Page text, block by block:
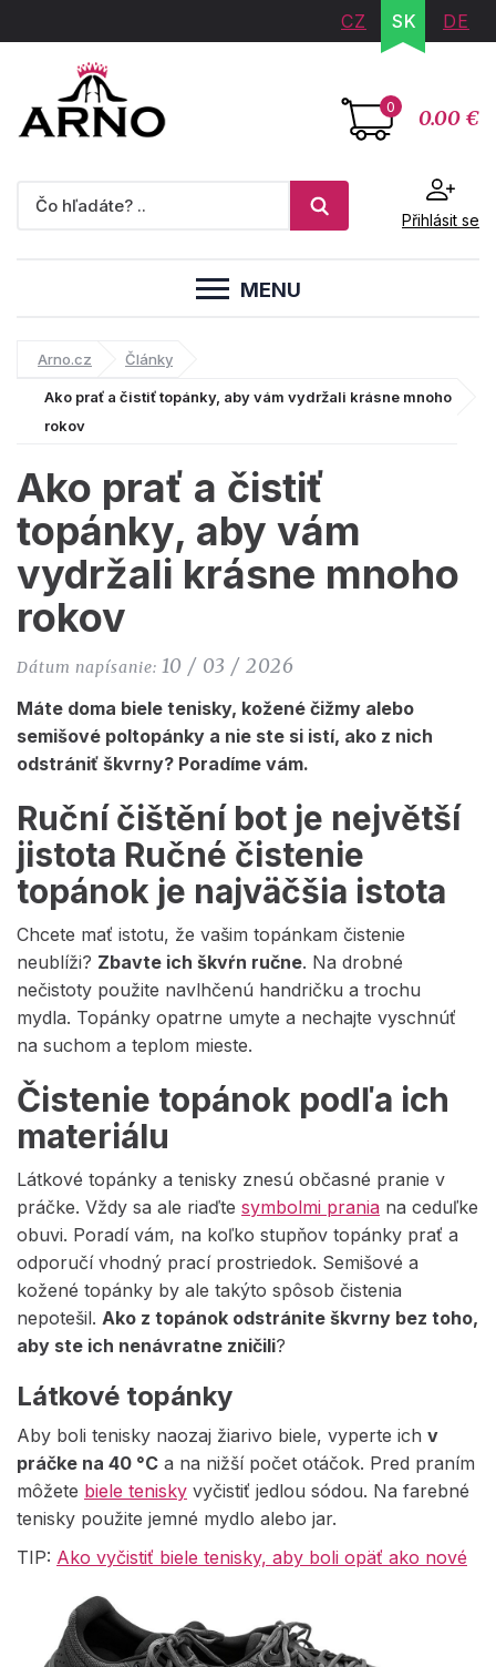
CZ SK DE
0 0.00 €
Přihlásit se
MENU
Arno.cz Články
Ako prať a čistiť topánky, aby vám vydržali krásne mnoho
rokov
Ako prať a čistiť
topánky, aby vám
vydržali krásne mnoho
rokov
Dátum napísanie: 10 / 03 / 2026
Máte doma biele tenisky, kožené čižmy alebo
semišové poltopánky a nie ste si istí, ako z nich
odstrániť škvrny? Poradíme vám.
Ruční čištění bot je největší
jistota Ručné čistenie
topánok je najväčšia istota
Chcete mať istotu, že vašim topánkam čistenie
neublíži? Zbavte ich škvŕn ručne. Na drobné
nečistoty použite navlhčenú handričku a trochu
mydla. Topánky opatrne umyte a nechajte vyschnúť
na suchom a teplom mieste.
Čistenie topánok podľa ich
materiálu
Látkové topánky a tenisky znesú občasné pranie v
práčke. Vždy sa ale riaďte symbolmi prania na ceduľke
obuvi. Poradí vám, na koľko stupňov topánky prať a
odporučí vhodný prací prostriedok. Semišové a
kožené topánky by ale takýto spôsob čistenia
nepotešil. Ako z topánok odstránite škvrny bez toho,
aby ste ich nenávratne zničili?
Látkové topánky
Aby boli tenisky naozaj žiarivo biele, vyperte ich v
práčke na 40 °C a na nižší počet otáčok. Pred praním
môžete biele tenisky vyčistiť jedlou sódou. Na farebné
tenisky použite jemné mydlo alebo jar.
TIP: Ako vyčistiť biele tenisky, aby boli opäť ako nové